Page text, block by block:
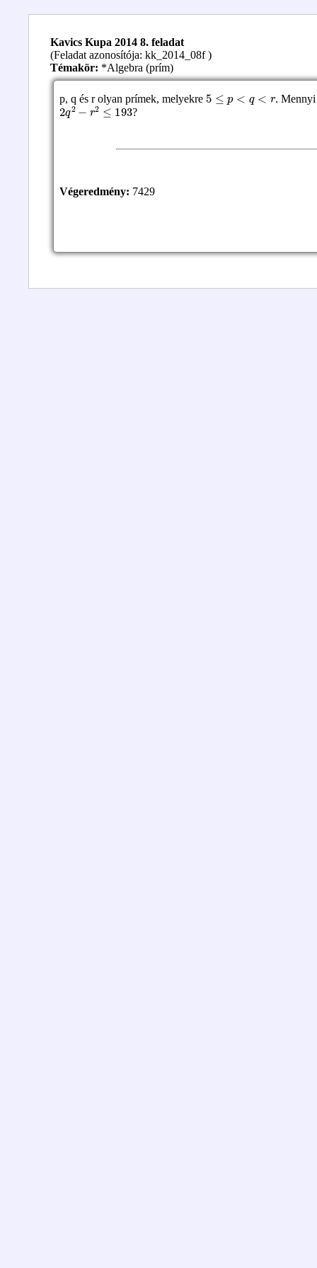
Kavics Kupa 2014 8. feladat
(Feladat azonosítója: kk_2014_08f )
Témakör: *Algebra (prím)
p, q és r olyan prímek, melyekre 5 p .
2q2 −r 2≤193 ?
Végeredmény: 7429